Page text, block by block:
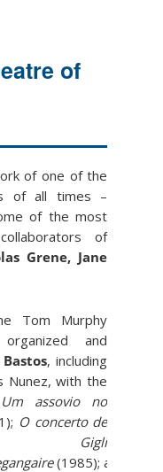
of
of one of the
of all times –
of the most
of
Grene, Jane
Tom Murphy
and
, including
Nunez, with the
Um assovio no
O concerto de
Gigli
(1985); and